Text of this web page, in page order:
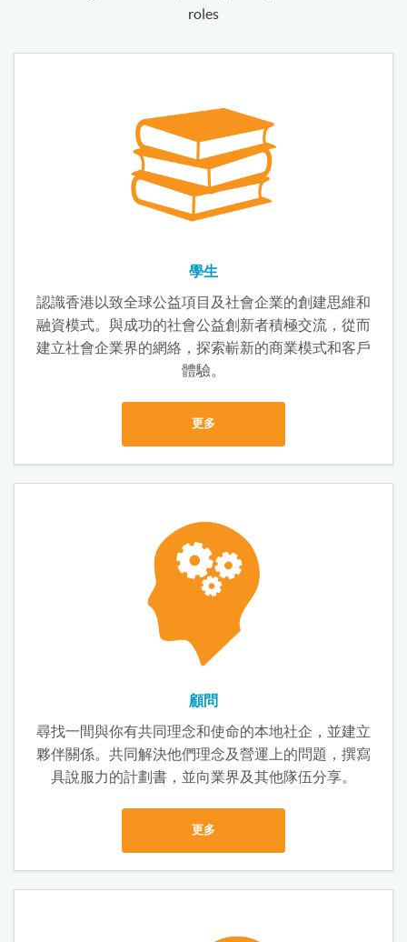
roles
學生
認識香港以致全球公益項目及社會企業的創建思維和
融資模式。與成功的社會公益創新者積極交流，從而
建立社會企業界的網絡，探索嶄新的商業模式和客戶
體驗。
更多
顧問
尋找一間與你有共同理念和使命的本地社企，並建立
夥伴關係。共同解決他們理念及營運上的問題，撰寫
具說服力的計劃書，並向業界及其他隊伍分享。
更多